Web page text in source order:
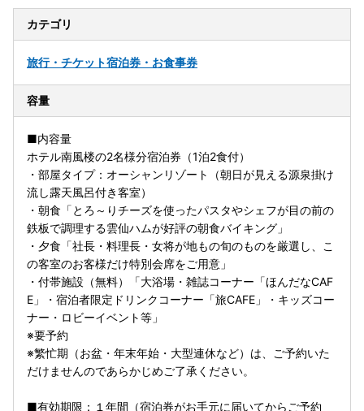
カテゴリ
旅行・チケット宿泊券・お食事券
容量
■内容量
ホテル南風楼の2名様分宿泊券（1泊2食付）
・部屋タイプ：オーシャンリゾート（朝日が見える源泉掛け
流し露天風呂付き客室）
・朝食「とろ～りチーズを使ったパスタやシェフが目の前の
鉄板で調理する雲仙ハムが好評の朝食バイキング」
・夕食「社長・料理長・女将が地もの旬のものを厳選し、こ
の客室のお客様だけ特別会席をご用意」
・付帯施設（無料）「大浴場・雑誌コーナー「ほんだなCAF
E」・宿泊者限定ドリンクコーナー「旅CAFE」・キッズコー
ナー・ロビーイベント等」
※要予約
※繁忙期（お盆・年末年始・大型連休など）は、ご予約いた
だけませんのであらかじめご了承ください。
■有効期限：１年間（宿泊券がお手元に届いてからご予約